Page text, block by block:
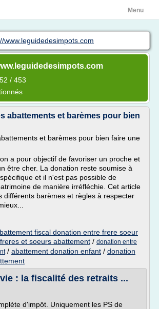
Menu
www.leguidedesimpots.com
/ 453
abattements et barèmes pour bien
et barèmes pour bien faire une
a pour objectif de favoriser un proche et
être cher. La donation reste soumise à
et il n'est pas possible de
de manière irréfléchie. Cet article
différents barèmes et règles à respecter
fiscal donation entre frere soeur
et soeurs abattement / donation entre
/ abattement donation enfant / donation
: la fiscalité des retraits ...
d'impôt. Uniquement les PS de